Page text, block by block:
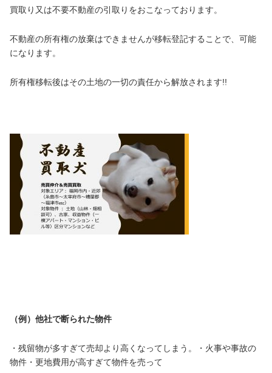
買取り又は不要不動産の引取りをおこなっております。
不動産の所有権の放棄はできませんが移転登記することで、可能
になります。
所有権移転後はその土地の一切の責任から解放されます!!
（例）他社で断られた物件
・残留物が多すぎて売却より高くなってしまう。・火事や事故の
物件・更地費用が高すぎて物件を売って